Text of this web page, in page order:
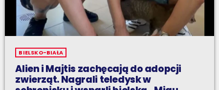
BIELSKO-BIAŁA
Alien i Majtis zachęcają do adopcji
zwierząt. Nagrali teledysk w